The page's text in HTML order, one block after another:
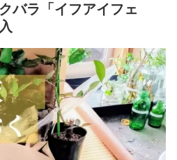
バラ「イフアイフェ